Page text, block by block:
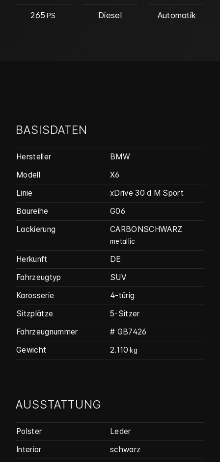
265 PS Diesel Automatik
BASISDATEN
Hersteller
BMW
Modell
X6
Linie
xDrive 30 d M Sport
Baureihe
G06
Lackierung
CARBONSCHWARZ
metallic
Herkunft
DE
Fahrzeugtyp
SUV
Karosserie
4-türig
Sitzplätze
5-Sitzer
Fahrzeug­nummer
# GB7426
Gewicht
2.110 kg
AUSSTATTUNG
Polster
Leder
Interior
schwarz